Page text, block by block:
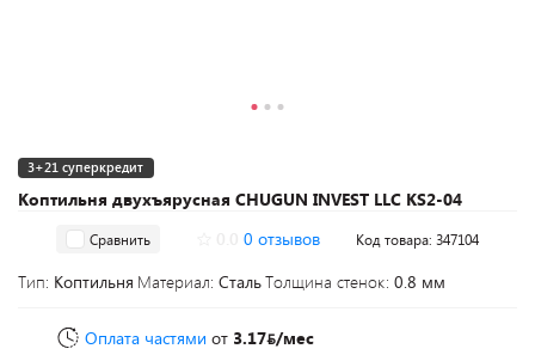
Коптильня двухъярусная CHUGUN INVEST LLC KS2-04
3+21 суперкредит
Сравнить 0 отзывов Код товара: 347104
Тип: Коптильня Материал: СтальТолщина стенок: 0.8 мм
Оплата частями от 3.17 /мес